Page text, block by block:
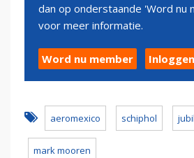
dan op onderstaande 'Word nu
voor meer informatie.
Word nu member Inloggen
aeromexico schiphol
mark mooren